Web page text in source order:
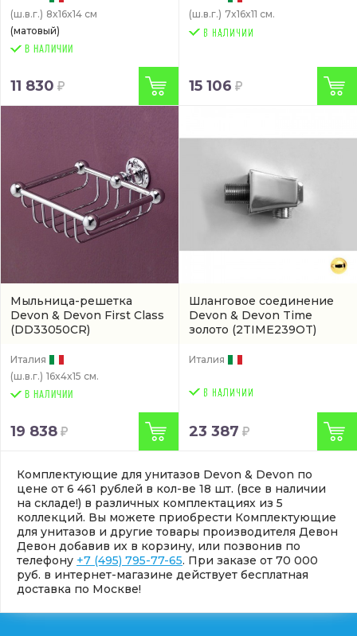
(ш.в.г.) 8x16x14 см
(матовый)
В НАЛИЧИИ
11 830
(ш.в.г.) 7x16x11 см.
15 106
Мыльница-решетка
Devon & Devon First Class
(DD33050CR)
Италия
(ш.в.г.) 16x4x15 см.
В НАЛИЧИИ
19 838
Шланговое соединение
Devon & Devon Time
золото (2TIME239OT)
Италия
23 387
Комплектующие для унитазов Devon & Devon по
цене от 6 461 рублей в кол-ве 18 шт. (все в наличии
на складе!) в различных комплектациях из 5
коллекций. Вы можете приобрести Комплектующие
для унитазов и другие товары производителя Девон
Девон добавив их в корзину, или позвонив по
телефону +7 (495) 795-77-65. При заказе от 70 000
руб. в интернет-магазине действует бесплатная
доставка по Москве!